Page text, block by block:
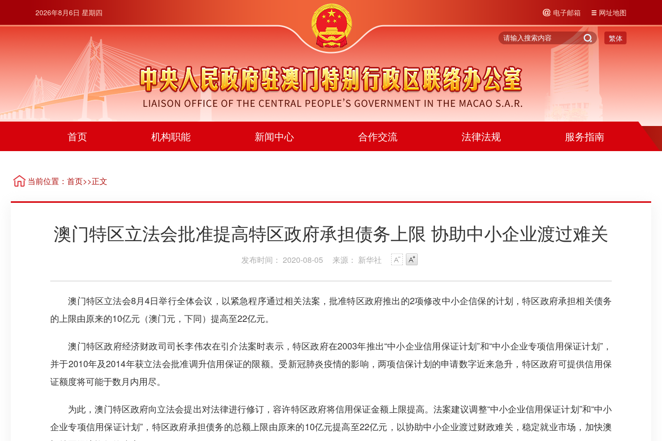
2026年8月6日 星期四 电子邮箱 网址地图
繁体
首页 机构职能 新闻中心 合作交流 法律法规 服务指南
当前位置： 首页>>正文
澳门特区立法会批准提高特区政府承担债务上限 协助中小企业渡过难关
发布时间： 2020-08-05 来源： 新华社
澳门特区立法会8月4日举行全体会议，以紧急程序通过相关法案，批准特区政府推出的2项修改中小企信保的计划，特区政府承担相关债务
的上限由原来的10亿元（澳门元，下同）提高至22亿元。
澳门特区政府经济财政司司长李伟农在引介法案时表示，特区政府在2003年推出“中小企业信用保证计划”和“中小企业专项信用保证计划”，
并于2010年及2014年获立法会批准调升信用保证的限额。受新冠肺炎疫情的影响，两项信保计划的申请数字近来急升，特区政府可提供信用保
证额度将可能于数月内用尽。
为此，澳门特区政府向立法会提出对法律进行修订，容许特区政府将信用保证金额上限提高。法案建议调整“中小企业信用保证计划”和“中小
企业专项信用保证计划”，特区政府承担债务的总额上限由原来的10亿元提高至22亿元，以协助中小企业渡过财政难关，稳定就业市场，加快澳